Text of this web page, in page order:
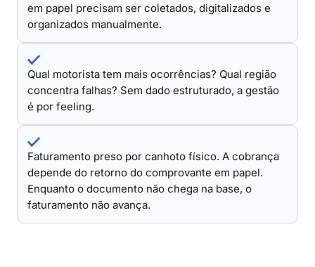
em papel precisam ser coletados, digitalizados e
organizados manualmente.
Qual motorista tem mais ocorrências? Qual região
concentra falhas? Sem dado estruturado, a gestão
é por feeling.
Faturamento preso por canhoto físico. A cobrança
depende do retorno do comprovante em papel.
Enquanto o documento não chega na base, o
faturamento não avança.